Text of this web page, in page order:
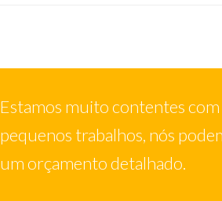
Estamos muito contentes com
pequenos trabalhos, nós
um orçamento detalhado.